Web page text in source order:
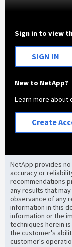
Sign in to view
SIGN IN
New to NetApp?
Learn more about
Create
NetApp provides
accuracy or
recommendations
any results that
observance of any
information in this
information or the
techniques herein
the customer's
customer's